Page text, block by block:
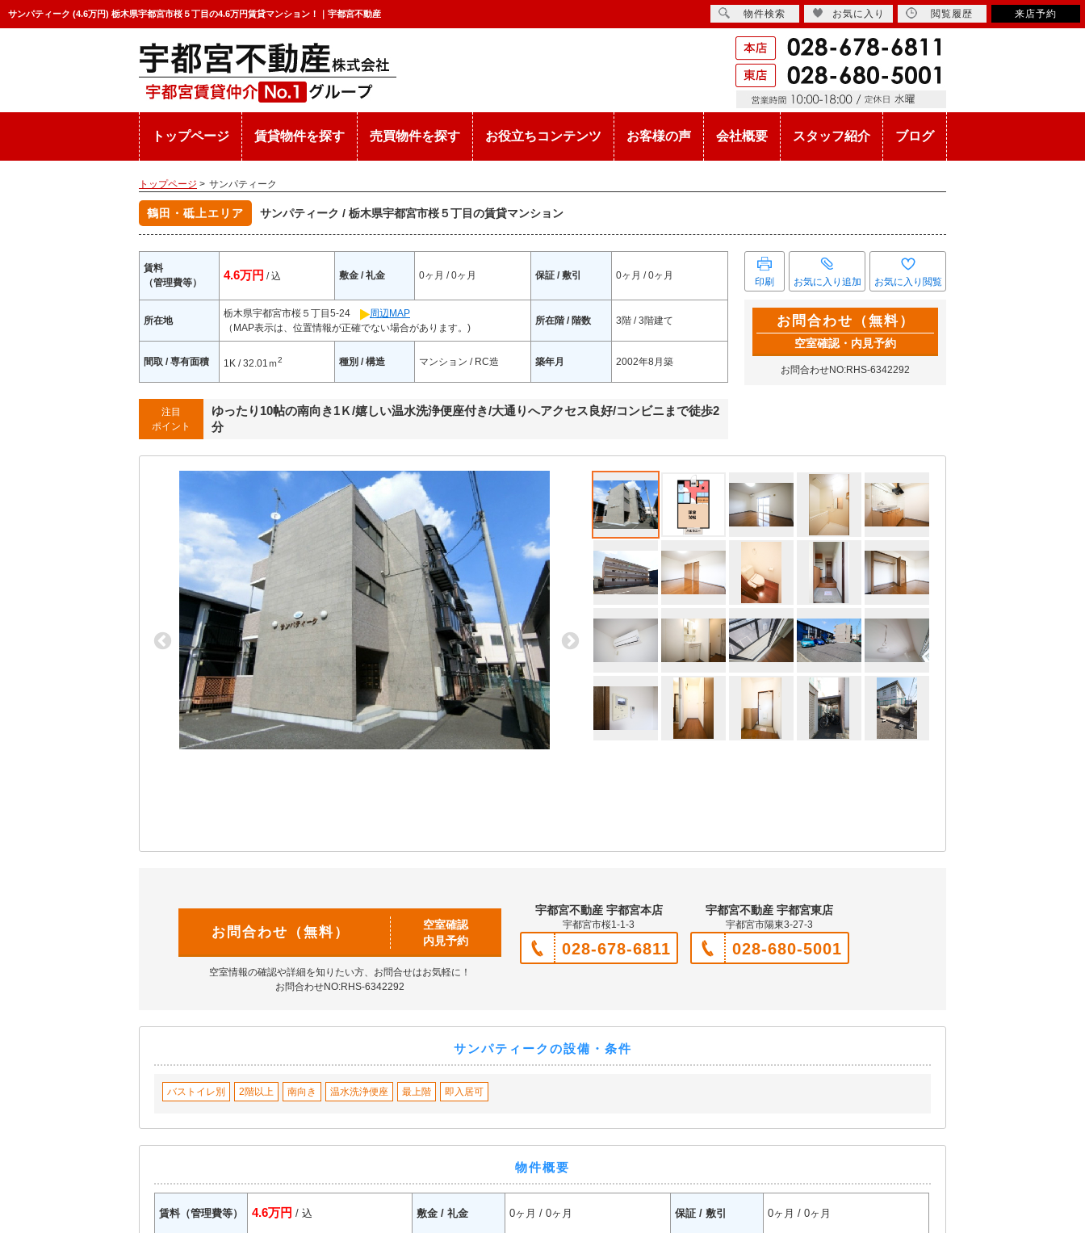
サンパティーク (4.6万円) 栃木県宇都宮市桜５丁目の4.6万円賃貸マンション！｜宇都宮不動産 物件検索 お気に入り 閲覧履歴 来店予約
トップページ 賃貸物件を探す 売買物件を探す お役立ちコンテンツ お客様の声 会社概要 スタッフ紹介 ブログ
トップページ > サンパティーク
鶴田・砥上エリア サンパティーク / 栃木県宇都宮市桜５丁目の賃貸マンション
賃料
（管理費等）
4.6万円 / 込 敷金 / 礼金 0ヶ月 / 0ヶ月 保証 / 敷引 0ヶ月 / 0ヶ月
所在地
栃木県宇都宮市桜５丁目5-24
周辺MAP
（MAP表示は、位置情報が正確でない場合があります。)
所在階 / 階数 3階 / 3階建て
間取 / 専有面積 1K / 32.01ｍ2 種別 / 構造 マンション / RC造 築年月 2002年8月築
注目
ポイント
ゆったり10帖の南向き1Ｋ/嬉しい温水洗浄便座付き/大通りへアクセス良好/コンビニまで徒歩2
分
印刷 お気に入り追加 お気に入り閲覧
お問合わせ（無料）
空室確認・内見予約
お問合わせNO:RHS-6342292
お問合わせ（無料）
空室確認
内見予約
空室情報の確認や詳細を知りたい方、お問合せはお気軽に！
お問合わせNO:RHS-6342292
宇都宮不動産 宇都宮本店
宇都宮市桜1-1-3
028-678-6811
宇都宮不動産 宇都宮東店
宇都宮市陽東3-27-3
028-680-5001
サンパティークの設備・条件
バストイレ別 2階以上 南向き 温水洗浄便座 最上階 即入居可
物件概要
賃料（管理費等） 4.6万円 / 込 敷金 / 礼金 0ヶ月 / 0ヶ月 保証 / 敷引 0ヶ月 / 0ヶ月